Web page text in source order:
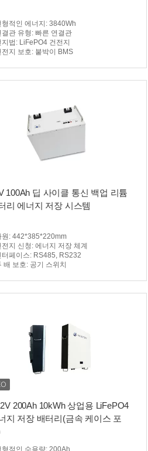
형적인 에너지 : 3840Wh
결관 유형 : 빠른 연결관
지법 : LiFePO4 건전지
전지 보호: 붙박이 BMS
100Ah 딥 사이클 통신 백업 리튬
리 에너지 저장 시스템
원 : 442*385*220mm
전지 신청: 에너지 저장 체계
터페이스: RS485, RS232
배 보호: 공기 스위치
200Ah 10kWh 상업용 LiFePO4
지 저장 배터리(금속 케이스 포
형적인 수용량: 200Ah